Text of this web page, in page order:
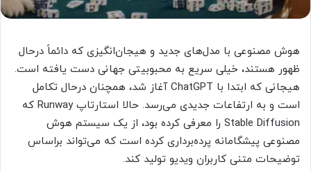
هوش مصنوعی با مدل‌های جدید و هیجان‌انگیزی که دائماً درحال
ظهور هستند، خیلی سریع به محبوبیتی جهانی دست یافته است.
هیجانی که ابتدا با ChatGPT آغاز شد، همچنان درحال تکامل
است و به ارتفاعات جدیدی می‌رسد. حالا استارتاپ Runway که
Stable Diffusion را معرفی کرده بود، از یک سیستم هوش
مصنوعی پیشگامانه پرده‌برداری کرده است که می‌تواند براساس
توضیحات متنی کاربران ویدیو تولید کند.